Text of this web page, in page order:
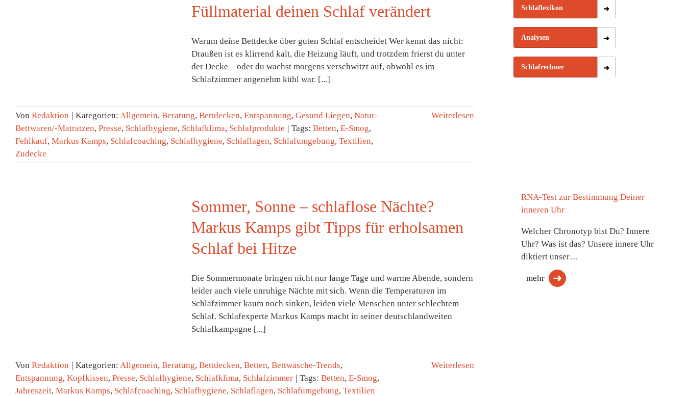
Füllmaterial deinen Schlaf verändert
Warum deine Bettdecke über guten Schlaf entscheidet Wer kennt das nicht:
Draußen ist es klirrend kalt, die Heizung läuft, und trotzdem frierst du unter
der Decke – oder du wachst morgens verschwitzt auf, obwohl es im
Schlafzimmer angenehm kühl war. [...]
Von Redaktion | Kategorien: Allgemein, Beratung, Bettdecken, Entspannung, Gesund Liegen, Natur-
Bettwaren/-Matratzen, Presse, Schlafhygiene, Schlafklima, Schlafprodukte | Tags: Betten, E-Smog,
Fehlkauf, Markus Kamps, Schlafcoaching, Schlafhygiene, Schlaflagen, Schlafumgebung, Textilien,
Zudecke
Weiterlesen
Sommer, Sonne – schlaflose Nächte?
Markus Kamps gibt Tipps für erholsamen
Schlaf bei Hitze
Die Sommermonate bringen nicht nur lange Tage und warme Abende, sondern
leider auch viele unruhige Nächte mit sich. Wenn die Temperaturen im
Schlafzimmer kaum noch sinken, leiden viele Menschen unter schlechtem
Schlaf. Schlafexperte Markus Kamps macht in seiner deutschlandweiten
Schlafkampagne [...]
Von Redaktion | Kategorien: Allgemein, Beratung, Bettdecken, Betten, Bettwäsche-Trends,
Entspannung, Kopfkissen, Presse, Schlafhygiene, Schlafklima, Schlafzimmer | Tags: Betten, E-Smog,
Jahreszeit, Markus Kamps, Schlafcoaching, Schlafhygiene, Schlaflagen, Schlafumgebung, Textilien
Weiterlesen
Schlaflexikon
Analysen
Schlafrechner
RNA-Test zur Bestimmung Deiner
inneren Uhr
Welcher Chronotyp bist Du? Innere
Uhr? Was ist das? Unsere innere Uhr
diktiert unser…
mehr